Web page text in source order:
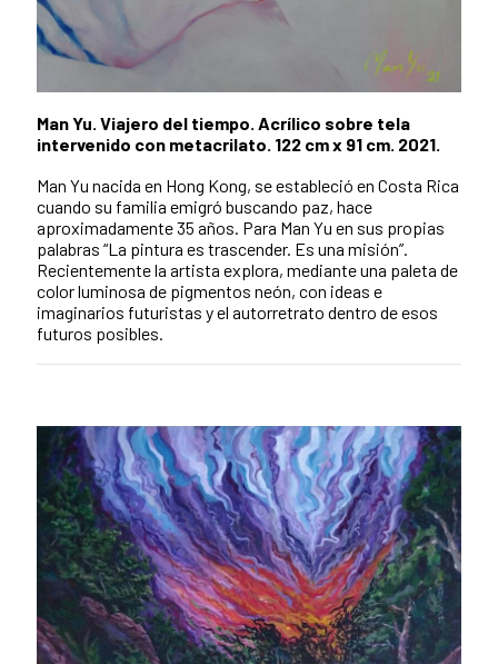
Man Yu. Viajero del tiempo. Acrílico sobre tela
intervenido con metacrilato. 122 cm x 91 cm. 2021.
Man Yu nacida en Hong Kong, se estableció en Costa Rica
cuando su familia emigró buscando paz, hace
aproximadamente 35 años. Para Man Yu en sus propias
palabras “La pintura es trascender. Es una misión”.
Recientemente la artista explora, mediante una paleta de
color luminosa de pigmentos neón, con ideas e
imaginarios futuristas y el autorretrato dentro de esos
futuros posibles.